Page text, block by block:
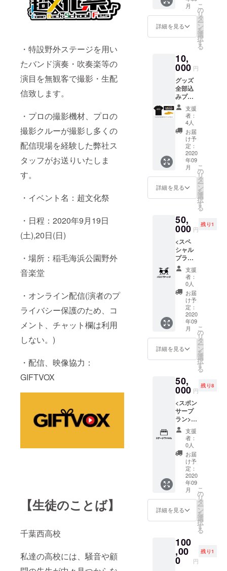
・特設野外ステージを用い
たバンド演奏・吹奏楽等の
演目を無観客で撮影・生配
信致します。
・プロの撮影機材、プロの
撮影クルーが撮影し多くの
配信現場を経験した弊社ス
タッフがお送りいたしま
す。
・イベント名：超文化祭
・日程：2020年9月19日
(土),20日(日)
・場所：稲毛海浜公園野外
音楽堂
・オンライン配信(演者のプ
ライバシー保護のため、コ
メント、チャット欄は利用
しない。)
・配信、映像協力：
GIFTVOX
【生徒のことば】
千葉西高校
私達の高校には、騒音や顧
定で
す。
名前・
社名を
掲載さ
せて頂
きま
支援時
に必ず
備考欄
にご希
望のお
名前を
ご記入
くださ
い。 ※
記入が
ない場
合は
CAMPF
IREにて
使用さ
れてい
るハン
させて
頂きま
すご了
承くだ
さい。
※また特
定の人
物を比
喩する
お名前
や公序
良俗に
反する
お名前
は掲載
をお断
りする
注意く
ださ
月
詳細を見る
こ
の
リ
タ
ー
ン
を
選
択
す
る
10,
000 円
グッズ
全部込
みプラ
ン!! ご
支援頂
いた方
に超文
化祭オ
リジナ
ルTシャ
ツ+超文
化祭オ
リジナ
ルタオ
ル+超文
化祭オ
ルラ
バーバ
ンド+参
加高校
生のお
礼の
メッ
セージ
メール
及び動
画をお
送りい
たしま
す。
支援
者：
4人
お届
け予
定：
2020
年09
月
詳細を見る
こ
の
リ
タ
ー
ン
を
選
択
す
る
50,
000 円
残り1
<スペ
シャル
プラン>
特注超
文化祭
オリジ
ナルバ
スドラ
ヘッド
に参加
高校生
の寄せ
書きを
してご
提供致
しま
支援
者：
0人
お届
け予
定：
2020
年09
月
詳細を見る
こ
の
リ
タ
ー
ン
を
選
択
す
る
50,
000 円
残り8
<スポン
サープ
ラン>
ステー
ジ下パ
ネルに
ご支援
いただ
い方の
お名
前・会
社名を
掲載さ
せて頂
きま
す。 ※
に必ず
備考欄
にご希
望のお
支援
者：
0人
お届
け予
定：
2020
年09
月
詳細を見る
こ
の
リ
タ
ー
ン
を
選
択
す
る
100
,00
0 円
残り1